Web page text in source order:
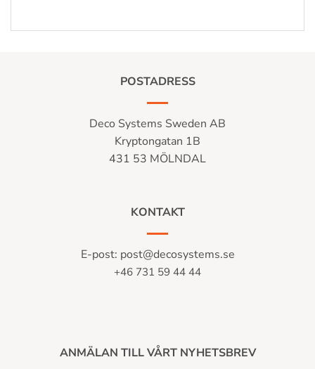
POSTADRESS
Deco Systems Sweden AB
Kryptongatan 1B
431 53 MÖLNDAL
KONTAKT
E-post: post@decosystems.se
+46 731 59 44 44
ANMÄLAN TILL VÅRT NYHETSBREV